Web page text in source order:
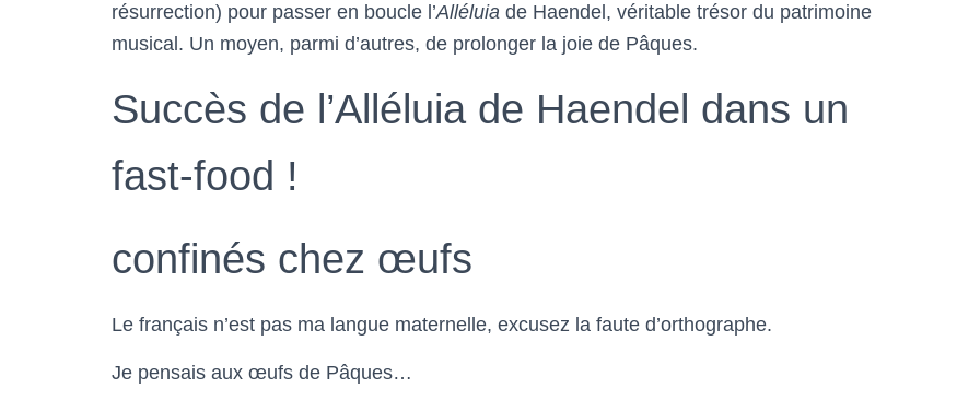
résurrection) pour passer en boucle l’Alléluia de Haendel, véritable trésor du patrimoine
musical. Un moyen, parmi d’autres, de prolonger la joie de Pâques.
Succès de l’Alléluia de Haendel dans un
fast-food !
confinés chez œufs
Le français n’est pas ma langue maternelle, excusez la faute d’orthographe.
Je pensais aux œufs de Pâques…